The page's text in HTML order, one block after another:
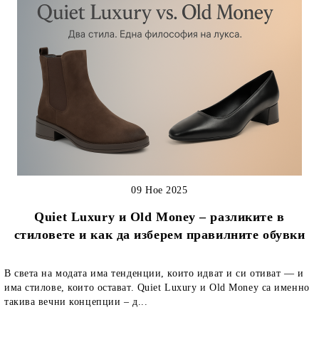
Quiet Luxury и Old Money – разликите в
стиловете и как да изберем правилните обувки
09 Ное 2025
В света на модата има тенденции, които идват и си отиват — и
има стилове, които остават. Quiet Luxury и Old Money са именно
такива вечни концепции – д...